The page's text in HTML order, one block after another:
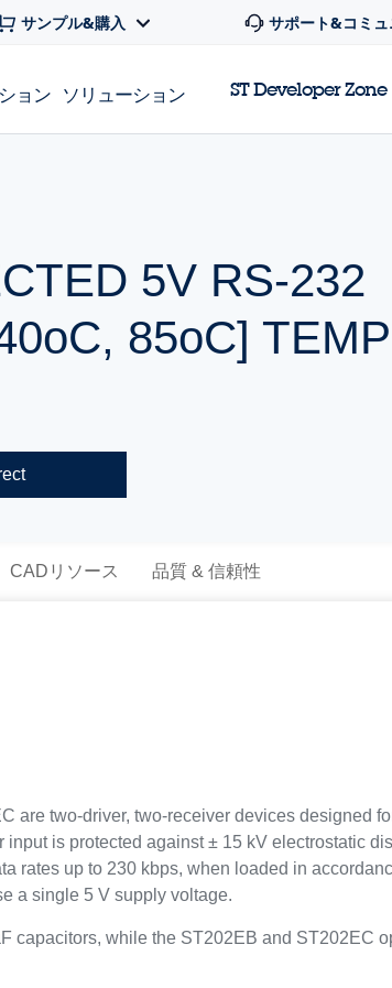
サンプル&購入 サポート&コミュ
ョン ソリューション ST Developer Zone
5V RS-232
85oC]
CADリソース 品質 & 信頼性
are two-driver, two-receiver devices designed
is protected against ± 15 kV electrostatic
rates up to 230 kbps, when loaded in
a single 5 V supply voltage.
capacitors, while the ST202EB and ST202EC